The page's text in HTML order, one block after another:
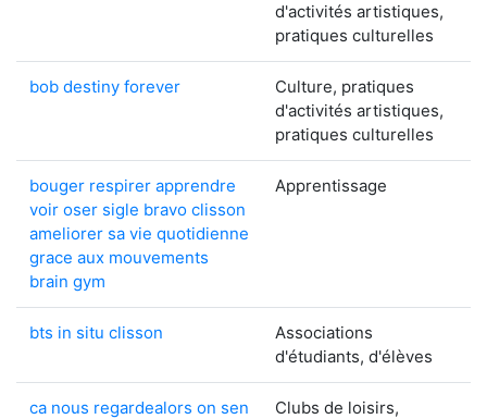
d'activités artistiques,
pratiques culturelles
bob destiny forever
Culture, pratiques
d'activités artistiques,
pratiques culturelles
bouger respirer apprendre
voir oser sigle bravo clisson
ameliorer sa vie quotidienne
grace aux mouvements
brain gym
Apprentissage
bts in situ clisson
Associations
d'étudiants, d'élèves
ca nous regardealors on sen
Clubs de loisirs,